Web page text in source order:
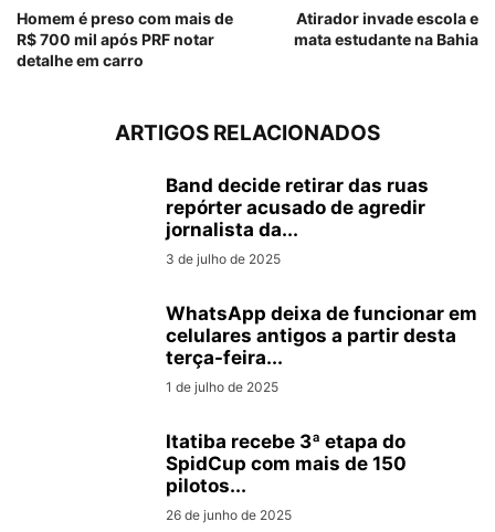
Homem é preso com mais de
R$ 700 mil após PRF notar
detalhe em carro
Atirador invade escola e
mata estudante na Bahia
ARTIGOS RELACIONADOS
Band decide retirar das ruas
repórter acusado de agredir
jornalista da...
3 de julho de 2025
WhatsApp deixa de funcionar em
celulares antigos a partir desta
terça-feira...
1 de julho de 2025
Itatiba recebe 3ª etapa do
SpidCup com mais de 150
pilotos...
26 de junho de 2025